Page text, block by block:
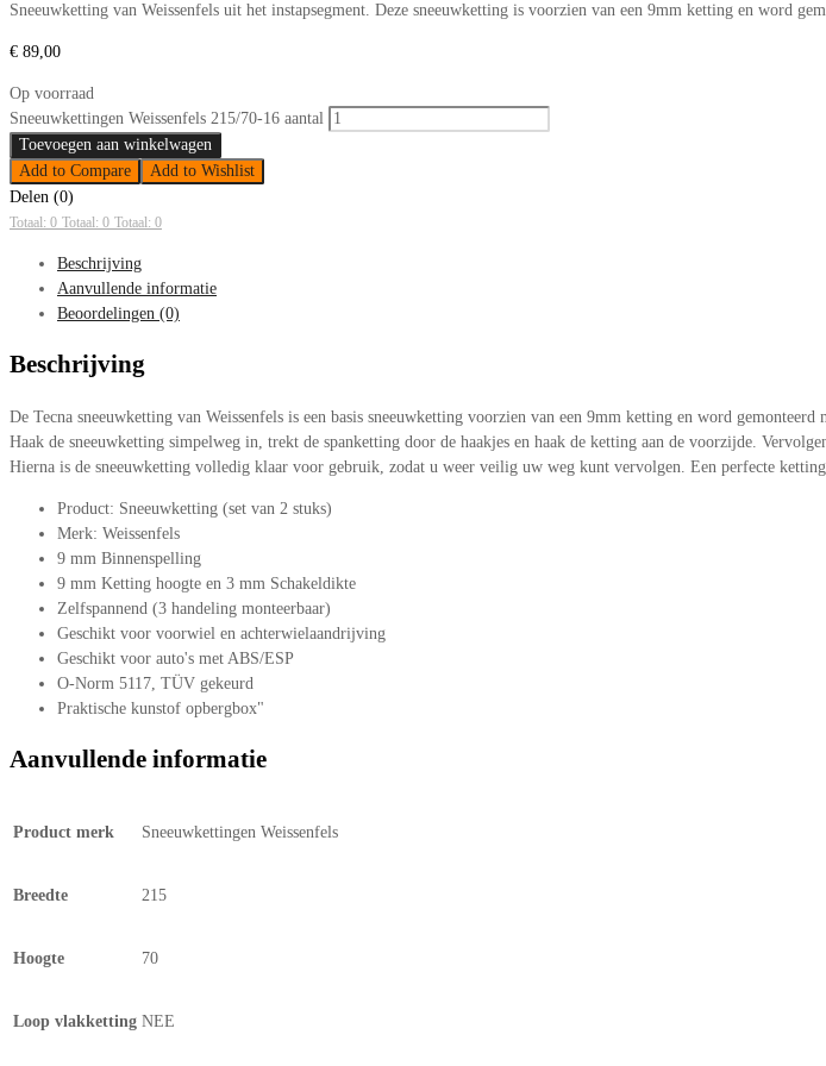
Sneeuwketting van Weissenfels uit het instapsegment. Deze sneeuwketting is voorzien van een 9mm ketting en word
€ 89,00
Op voorraad
Sneeuwkettingen Weissenfels 215/70-16 aantal
Toevoegen aan winkelwagen
Add to Compare
Add to Wishlist
Delen (0)
Totaal: 0 Totaal: 0 Totaal: 0
Beschrijving
Aanvullende informatie
Beoordelingen (0)
Beschrijving
De Tecna sneeuwketting van Weissenfels is een basis sneeuwketting voorzien van een 9mm ketting en word gemonteerd
Haak de sneeuwketting simpelweg in, trekt de spanketting door de haakjes en haak de ketting aan de voorzijde.
Hierna is de sneeuwketting volledig klaar voor gebruik, zodat u weer veilig uw weg kunt vervolgen. Een perfecte
Product: Sneeuwketting (set van 2 stuks)
Merk: Weissenfels
9 mm Binnenspelling
9 mm Ketting hoogte en 3 mm Schakeldikte
Zelfspannend (3 handeling monteerbaar)
Geschikt voor voorwiel en achterwielaandrijving
Geschikt voor auto's met ABS/ESP
O-Norm 5117, TÜV gekeurd
Praktische kunstof opbergbox"
Aanvullende informatie
Product merk Sneeuwkettingen Weissenfels
Breedte 215
Hoogte 70
Loop vlakketting NEE